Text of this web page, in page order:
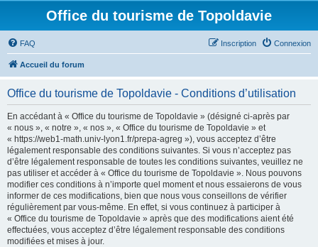
Office du tourisme de Topoldavie
FAQ Connexion
Inscription
Accueil du forum
Office du tourisme de Topoldavie - Conditions d’utilisation
En accédant à « Office du tourisme de Topoldavie » (désigné ci-après par
« nous », « notre », « nos », « Office du tourisme de Topoldavie » et
« https://web1-math.univ-lyon1.fr/prepa-agreg »), vous acceptez d’être
légalement responsable des conditions suivantes. Si vous n’acceptez pas
d’être légalement responsable de toutes les conditions suivantes, veuillez ne
pas utiliser et accéder à « Office du tourisme de Topoldavie ». Nous pouvons
modifier ces conditions à n’importe quel moment et nous essaierons de vous
informer de ces modifications, bien que nous vous conseillons de vérifier
régulièrement par vous-même. En effet, si vous continuez à participer à
« Office du tourisme de Topoldavie » après que des modifications aient été
effectuées, vous acceptez d’être légalement responsable des conditions
modifiées et mises à jour.